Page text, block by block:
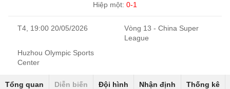
Hiệp một: 0-1
T4, 19:00 20/05/2026
Vòng 13 - China Super
League
Huzhou Olympic Sports
Center
Tổng quan Diễn biến Đội hình Nhận định Thống kê